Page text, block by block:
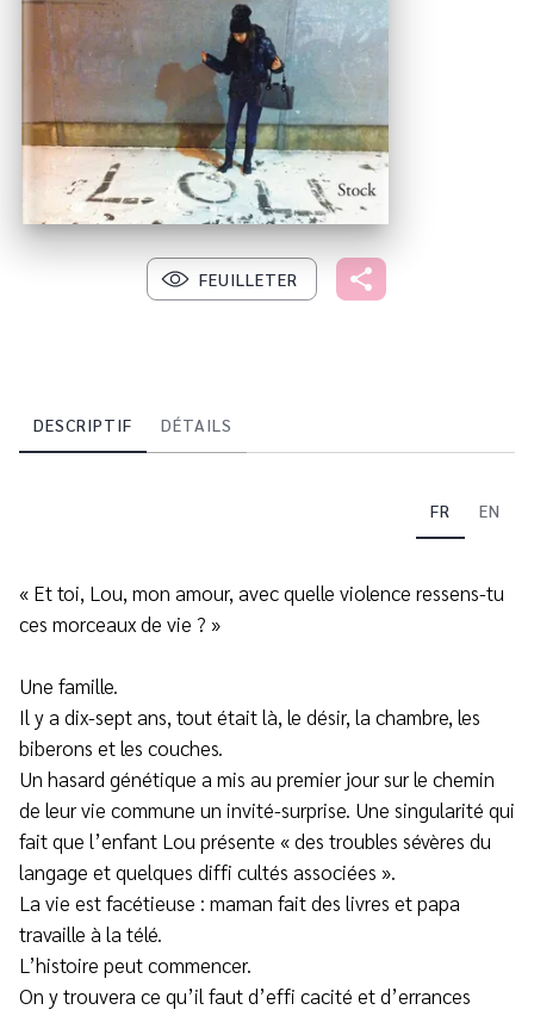
FEUILLETER
DESCRIPTIF DÉTAILS
FR EN
« Et toi, Lou, mon amour, avec quelle violence ressens-tu
ces morceaux de vie ? »
Une famille.
Il y a dix-sept ans, tout était là, le désir, la chambre, les
biberons et les couches.
Un hasard génétique a mis au premier jour sur le chemin
de leur vie commune un invité-surprise. Une singularité qui
fait que l’enfant Lou présente « des troubles sévères du
langage et quelques diffi cultés associées ».
La vie est facétieuse : maman fait des livres et papa
travaille à la télé.
L’histoire peut commencer.
On y trouvera ce qu’il faut d’effi cacité et d’errances